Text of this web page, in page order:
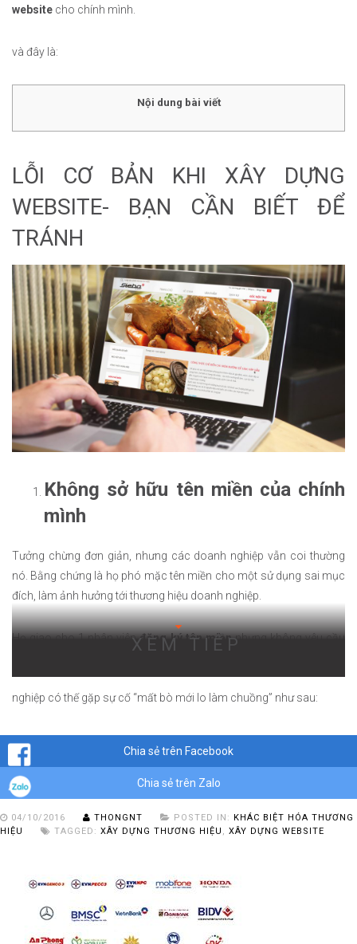
website cho chính mình.
và đây là:
Nội dung bài viết
LỖI CƠ BẢN KHI XÂY DỰNG
WEBSITE- BẠN CẦN BIẾT ĐỂ
TRÁNH
Không sở hữu tên miền của chính
mình
Tưởng chừng đơn giản, nhưng các doanh nghiệp vẫn coi thường
nó. Bằng chứng là họ phó mặc tên miền cho một sử dụng sai mục
đích, làm ảnh hưởng tới thương hiệu doanh nghiệp.
Họ giao cho 1 nhân viênđăng ký tên miềnnhưng không yêu cầu
một thời gian vận hành và hết hạn tên miền, khi cần mua lại, doanh
nghiệp có thể gặp sự cố “mất bò mới lo làm chuồng” như sau:
XEM TIẾP
Chia sẻ trên Facebook
Chia sẻ trên Zalo
04/10/2016 THONGNT POSTED IN:
KHÁC BIỆT HÓA THƯƠNG
HIỆU
TAGGED: XÂY DỰNG THƯƠNG HIỆU , XÂY DỰNG WEBSITE